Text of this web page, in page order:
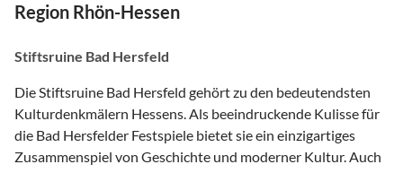
Region Rhön-Hessen
Stiftsruine Bad Hersfeld
Die Stiftsruine Bad Hersfeld gehört zu den bedeutendsten
Kulturdenkmälern Hessens. Als beeindruckende Kulisse für
die Bad Hersfelder Festspiele bietet sie ein einzigartiges
Zusammenspiel von Geschichte und moderner Kultur. Auch